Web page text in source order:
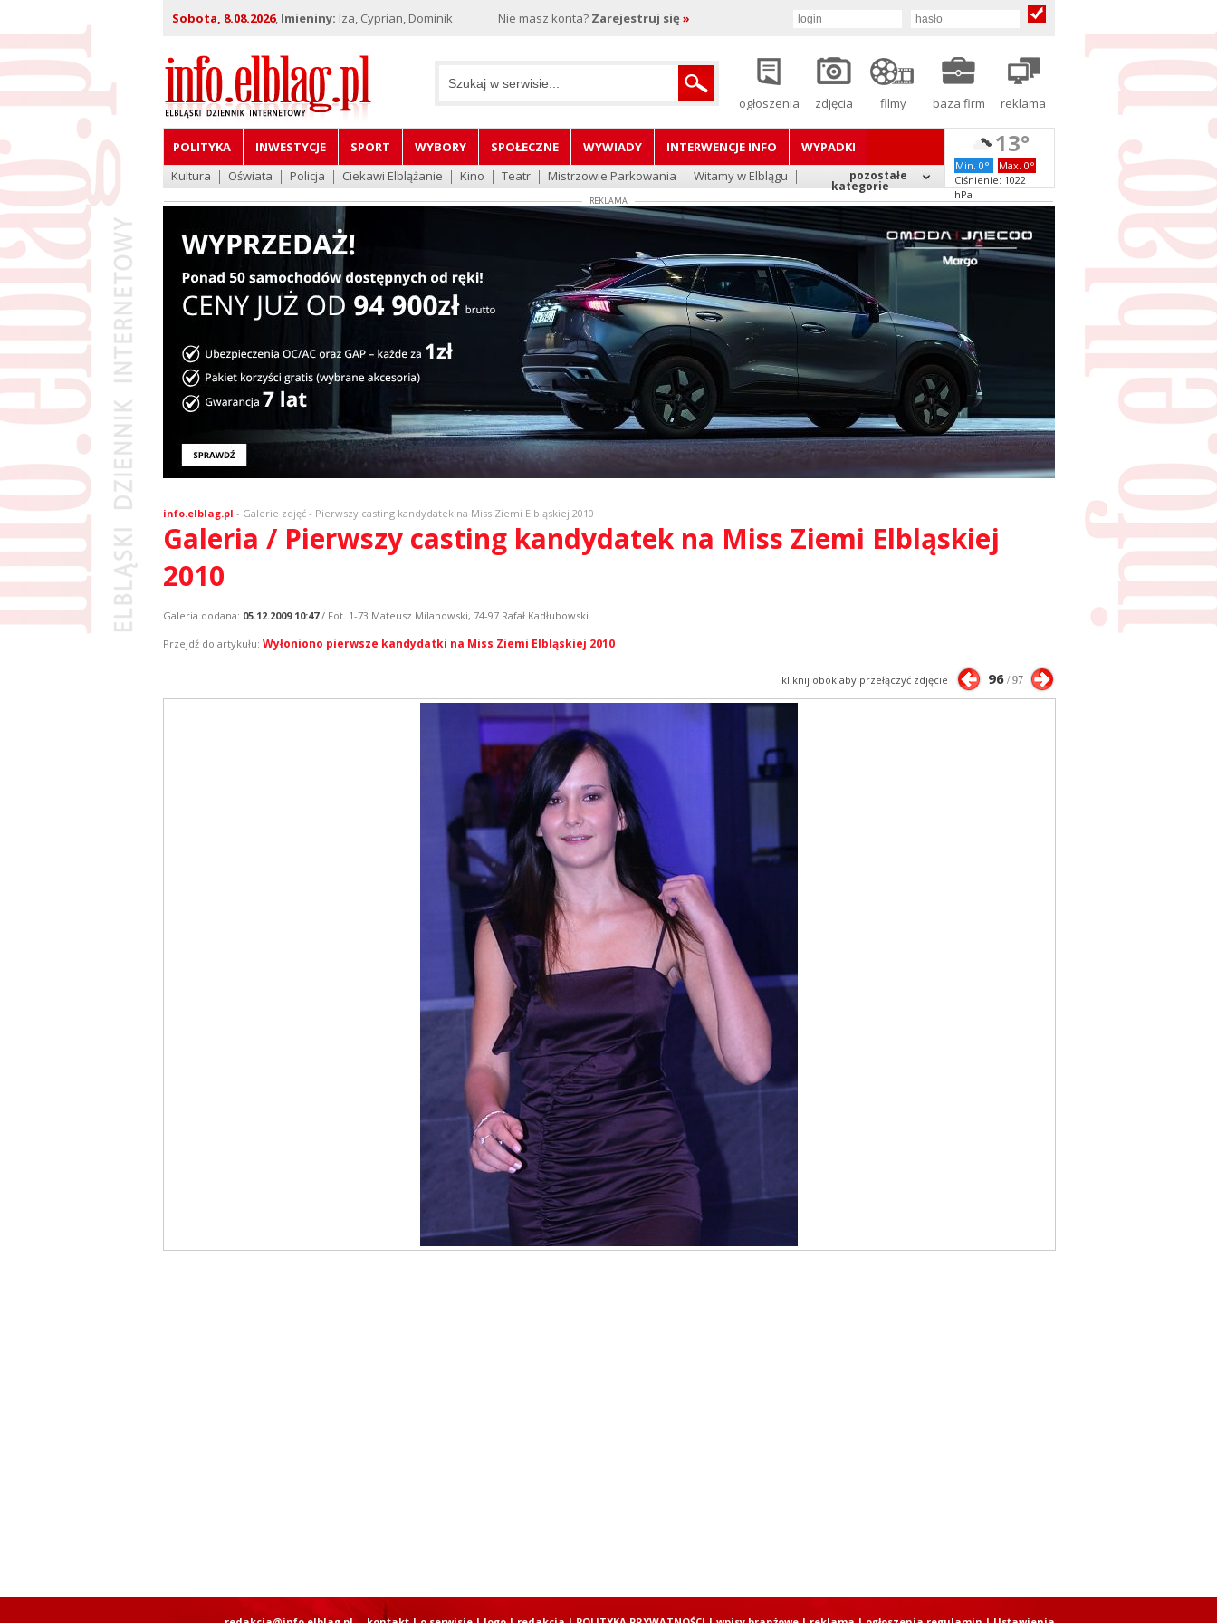
Sobota, 8.08.2026, Imieniny: Iza, Cyprian, Dominik Nie masz konta? Zarejestruj się »
ogłoszenia zdjęcia filmy baza firm reklama
POLITYKA INWESTYCJE SPORT WYBORY SPOŁECZNE WYWIADY INTERWENCJE INFO
WYPADKI
Kultura
Oświata Policja Ciekawi Elblążanie Kino Teatr Mistrzowie Parkowania Witamy w Elblągu pozostałe
kategorie
13°
Min. 0°
Max. 0°
Ciśnienie: 1022
hPa
REKLAMA
info.elblag.pl - Galerie zdjęć- Pierwszy casting kandydatek na Miss Ziemi Elbląskiej 2010
Galeria / Pierwszy casting kandydatek na Miss Ziemi Elbląskiej
2010
Galeria dodana: 05.12.2009 10:47/ Fot. 1-73 Mateusz Milanowski, 74-97 Rafał Kadłubowski
Przejdź do artykułu: Wyłoniono pierwsze kandydatki na Miss Ziemi Elbląskiej 2010
kliknij obok aby przełączyć zdjęcie 96/ 97